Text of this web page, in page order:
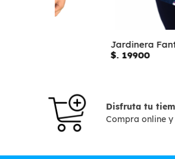
Jardinera Fantasia
Disfruta tu
Compra online